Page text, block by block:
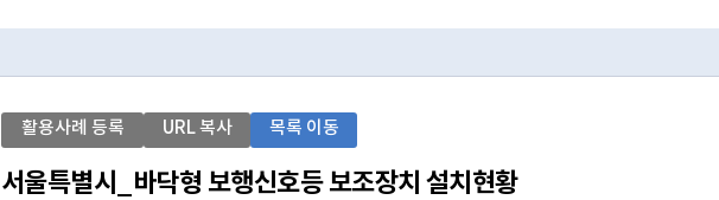
활용사례 등록 URL 복사 목록 이동
서울특별시_바닥형 보행신호등 보조장치 설치현황